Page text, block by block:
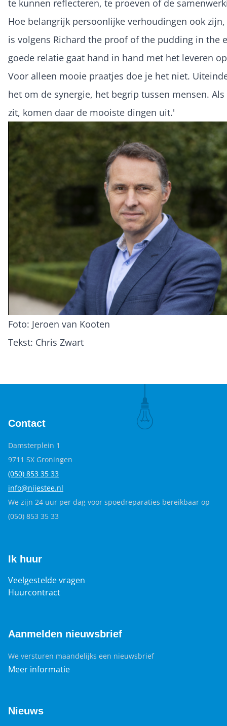
te kunnen reflecteren, te proeven of de
Hoe belangrijk persoonlijke verhoudingen ook
is volgens Richard the proof of the pudding in the
goede relatie gaat hand in hand met het leveren
Voor alleen mooie praatjes doe je het niet.
het om de synergie, het begrip tussen mensen.
zit, komen daar de mooiste dingen uit.'
Foto: Jeroen van Kooten
Tekst: Chris Zwart
Contact
Damsterplein 1
9711 SX Groningen
(050) 853 35 33
info@nijestee.nl
We zijn 24 uur per dag voor spoedreparaties bereikbaar op
(050) 853 35 33
Ik huur
Veelgestelde vragen
Huurcontract
Aanmelden nieuwsbrief
We versturen maandelijks een nieuwsbrief
Meer informatie
Nieuws